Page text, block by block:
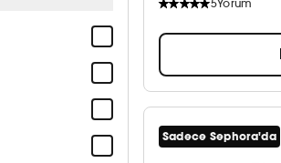
5Yorum
Sadece Sephora'da